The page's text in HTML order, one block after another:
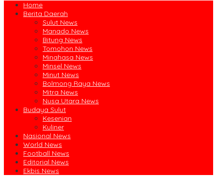
Home
Berita Daerah
Sulut News
Manado News
Bitung News
Tomohon News
Minahasa News
Minsel News
Minut News
Bolmong Raya News
Mitra News
Nusa Utara News
Budaya Sulut
Kesenian
Kuliner
Nasional News
World News
Football News
Editorial News
Ekbis News